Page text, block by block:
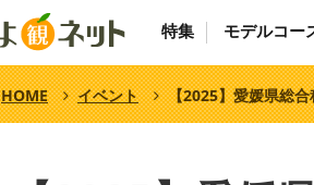
特集 モデルコー
HOME イベント 【2025】愛媛県総